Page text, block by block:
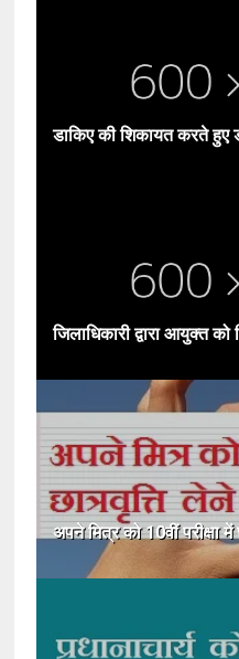
डाकिए की शिकायत करते हुए
जिलाधिकारी द्वारा आयुक्त
अपने मित्र को 10वीं परीक्षा